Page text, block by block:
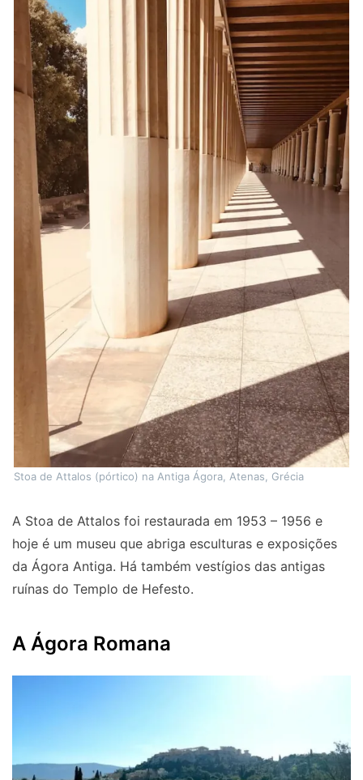
Stoa de Attalos (pórtico) na Antiga Ágora, Atenas, Grécia
A Stoa de Attalos foi restaurada em 1953 – 1956 e
hoje é um museu que abriga esculturas e exposições
da Ágora Antiga. Há também vestígios das antigas
ruínas do Templo de Hefesto.
A Ágora Romana